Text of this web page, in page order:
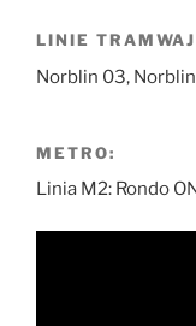
LINIE
Norblin 03, Norblin
METRO:
Linia M2: Rondo